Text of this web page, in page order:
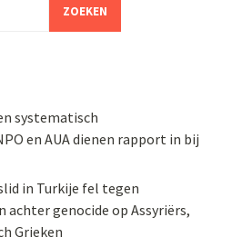
ZOEKEN
systematisch
en AUA dienen rapport in bij
in Turkije fel tegen
achter genocide op Assyriërs,
Grieken